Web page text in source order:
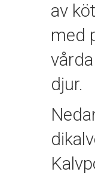
av
med
djur.